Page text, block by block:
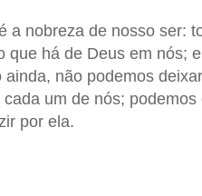
a nobreza de nosso ser:
que há de Deus em nós;
ainda, não podemos
um de nós;
por ela.